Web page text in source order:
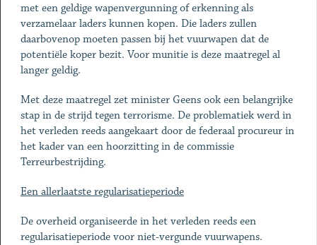
met een geldige wapenvergunning of erkenning als
verzamelaar laders kunnen kopen. Die laders zullen
daarbovenop moeten passen bij het vuurwapen dat de
potentiële koper bezit. Voor munitie is deze maatregel al
langer geldig.
Met deze maatregel zet minister Geens ook een belangrijke
stap in de strijd tegen terrorisme. De problematiek werd in
het verleden reeds aangekaart door de federaal procureur in
het kader van een hoorzitting in de commissie
Terreurbestrijding.
Een allerlaatste regularisatieperiode
De overheid organiseerde in het verleden reeds een
regularisatieperiode voor niet-vergunde vuurwapens.